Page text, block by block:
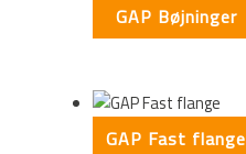
GAP Bøjninger
GAP Fast flange